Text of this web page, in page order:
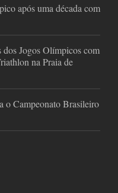
após uma década com
dos Jogos Olímpicos com
na Praia de
o Campeonato Brasileiro